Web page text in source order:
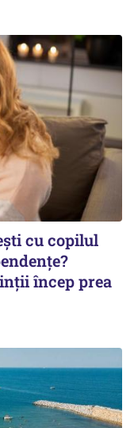
cu copilul
încep prea